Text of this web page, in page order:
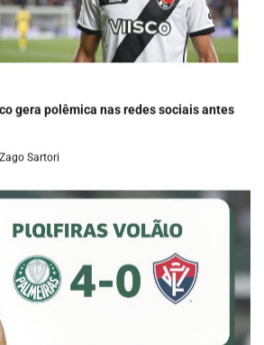
gera polêmica nas redes sociais antes